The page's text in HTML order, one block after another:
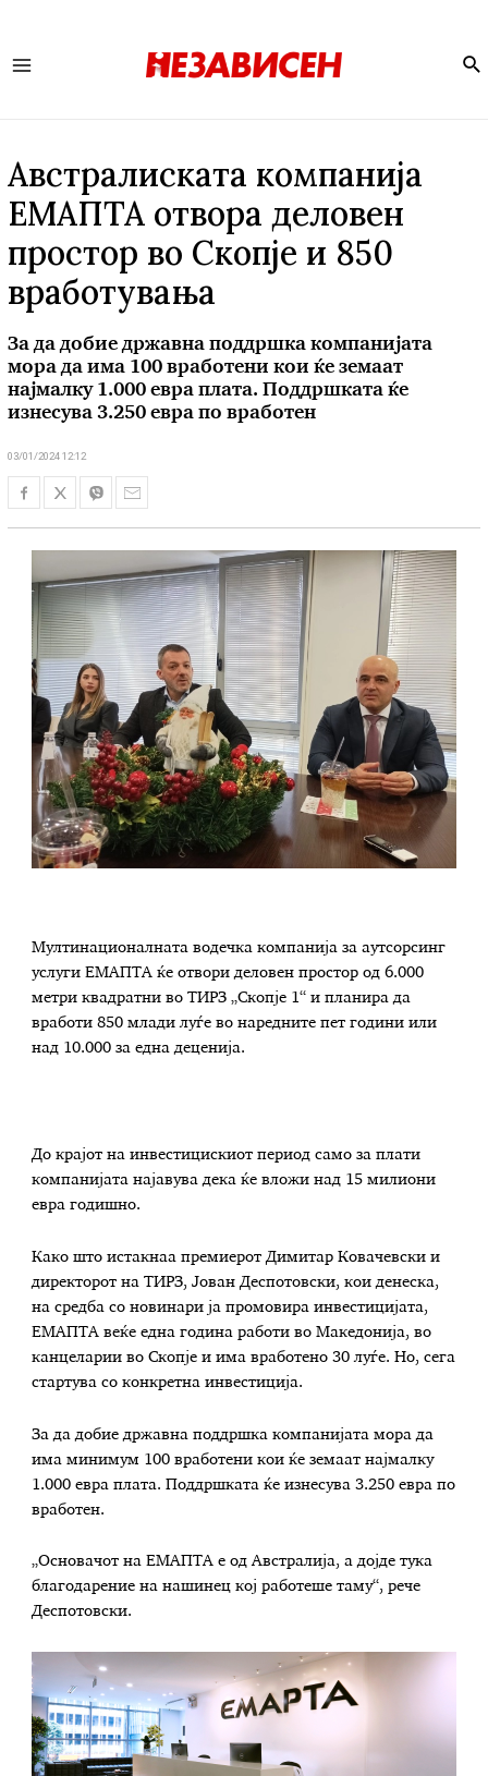
Австралиската компанија
ЕМАПТА отвора деловен
простор во Скопје и 850
вработувања
За да добие државна поддршка компанијата
мора да има 100 вработени кои ќе земаат
најмалку 1.000 евра плата. Поддршката ќе
изнесува 3.250 евра по вработен
03/01/2024 12:12
Мултинационалната водечка компанија за аутсорсинг
услуги ЕМАПТА ќе отвори деловен простор од 6.000
метри квадратни во ТИРЗ „Скопје 1“ и планира да
вработи 850 млади луѓе во наредните пет години или
над 10.000 за една деценија.
До крајот на инвестицискиот период само за плати
компанијата најавува дека ќе вложи над 15 милиони
евра годишно.
Како што истакнаа премиерот Димитар Ковачевски и
директорот на ТИРЗ, Јован Деспотовски, кои денеска,
на средба со новинари ја промовира инвестицијата,
ЕМАПТА веќе една година работи во Македонија, во
канцеларии во Скопје и има вработено 30 луѓе. Но, сега
стартува со конкретна инвестиција.
За да добие државна поддршка компанијата мора да
има минимум 100 вработени кои ќе земаат најмалку
1.000 евра плата. Поддршката ќе изнесува 3.250 евра по
вработен.
„Основачот на ЕМАПТА е од Австралија, а дојде тука
благодарение на нашинец кој работеше таму“, рече
Деспотовски.